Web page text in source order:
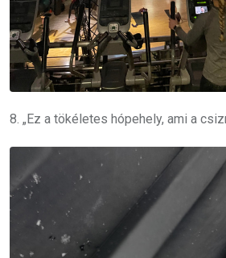
8. „Ez a tökéletes hópehely, ami a